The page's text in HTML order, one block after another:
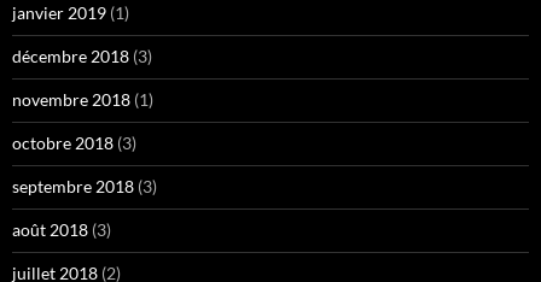
janvier 2019 (1)
décembre 2018 (3)
novembre 2018 (1)
octobre 2018 (3)
septembre 2018 (3)
août 2018 (3)
juillet 2018 (2)